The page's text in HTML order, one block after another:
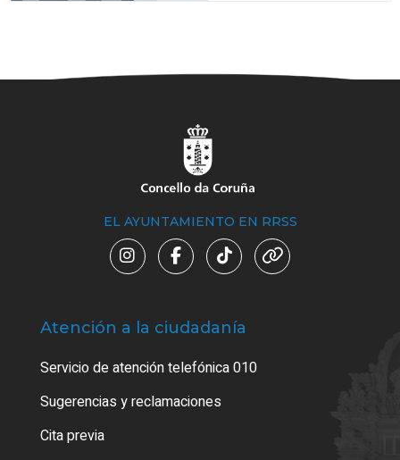
EL AYUNTAMIENTO EN RRSS
Atención a la ciudadanía
Servicio de atención telefónica 010
Sugerencias y reclamaciones
Cita previa